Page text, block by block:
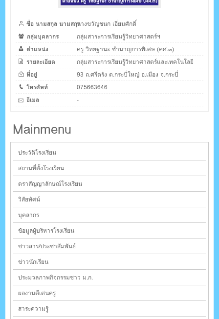
ชื่อ นามสกุล นามสกุลนางขวัญชนก เอี่ยมศักดิ์
กลุ่มบุคลากร
กลุ่มสาระการเรียนรู้วิทยาศาสตร์ฯ
ตำแหน่ง
ครู วิทยฐานะ ชำนาญการพิเศษ (คศ.๓)
รายละเอียด
กลุ่มสาระการเรียนรู้วิทยาศาสตร์และเทคโนโลยี
ที่อยู่
93 ถ.ศรีตรัง ต.กระบี่ใหญ่ อ.เมือง จ.กระบี่
โทรศัพท์
075663646
อีเมล
-
Mainmenu
ประวัติโรงเรียน
สถานที่ตั้งโรงเรียน
ตราสัญญาลักษณ์โรงเรียน
วิสัยทัศน์
บุคลากร
ข้อมูลผู้บริหารโรงเรียน
ข่าวสาร/ประชาสัมพันธ์
ข่าวนักเรียน
ประมวลภาพกิจกรรมชาว ม.ก.
ผลงานดีเด่นครู
สาระความรู้